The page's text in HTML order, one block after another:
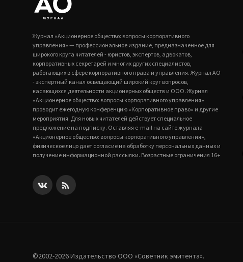
Журнал «Акционерное общество: вопросы корпоративного
управления» — профессиональное издание, предназначенное для
широкого круга читателей - юристов, экспертов, адвокатов,
корпоративных секретарей и многих других специалистов,
работающих в сфере корпоративного права и управления. Журнал АО
- экспертный канал освещающий широкий круг вопросов,
касающихся деятельности акционерных обществ и ООО. Журнал
«Акционерное общество: вопросы корпоративного управления»
проводит ежегодную конференцию «Корпоративное право» и другие
мероприятия. Для новых читателей действует специальное
предложение на подписку. Оставляя e-mail на сайте журнала
«Акционерное общество: вопросы корпоративного управления»,
физическое лицо дает согласие на обработку персональных данных и
получение информационной рассылки. Возрастные ограничения 16+
©2002-2026 Издательство ООО «‎Советник эмитента».